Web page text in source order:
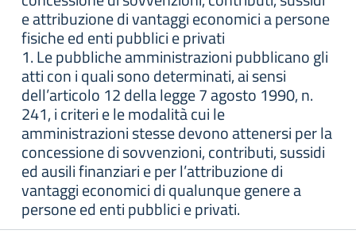
e attribuzione di vantaggi economici a persone
fisiche ed enti pubblici e privati
1. Le pubbliche amministrazioni pubblicano gli
atti con i quali sono determinati, ai sensi
dell’articolo 12 della legge 7 agosto 1990, n.
241, i criteri e le modalità cui le
amministrazioni stesse devono attenersi per la
concessione di sovvenzioni, contributi, sussidi
ed ausili finanziari e per l’attribuzione di
vantaggi economici di qualunque genere a
persone ed enti pubblici e privati.